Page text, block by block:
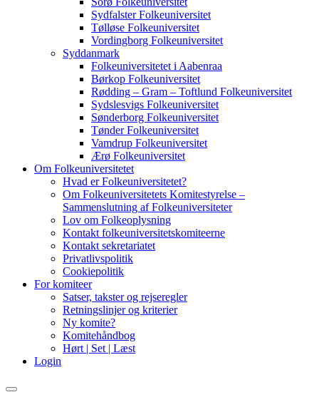
Sydfalster Folkeuniversitet
Tølløse Folkeuniversitet
Vordingborg Folkeuniversitet
Syddanmark
Folkeuniversitetet i Aabenraa
Børkop Folkeuniversitet
Rødding – Gram – Toftlund Folkeuniversitet
Sydslesvigs Folkeuniversitet
Sønderborg Folkeuniversitet
Tønder Folkeuniversitet
Vamdrup Folkeuniversitet
Ærø Folkeuniversitet
Om Folkeuniversitetet
Hvad er Folkeuniversitetet?
Om Folkeuniversitetets Komitestyrelse –
Sammenslutning af Folkeuniversiteter
Lov om Folkeoplysning
Kontakt folkeuniversitetskomiteerne
Kontakt sekretariatet
Privatlivspolitik
Cookiepolitik
For komiteer
Satser, takster og rejseregler
Retningslinjer og kriterier
Ny komite?
Komitehåndbog
Hørt | Set | Læst
Login
Primary